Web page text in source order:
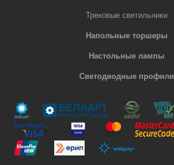
Трековые светильники
Напольные торшеры
Настольные лампы
Светодиодные профили